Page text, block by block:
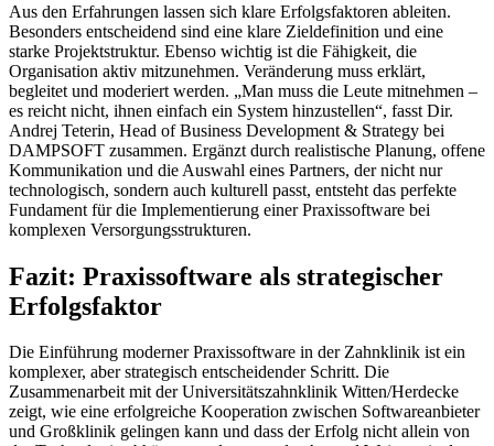
Aus den Erfahrungen lassen sich klare Erfolgsfaktoren ableiten.
Besonders entscheidend sind eine klare Zieldefinition und eine
starke Projektstruktur. Ebenso wichtig ist die Fähigkeit, die
Organisation aktiv mitzunehmen. Veränderung muss erklärt,
begleitet und moderiert werden. „Man muss die Leute mitnehmen –
es reicht nicht, ihnen einfach ein System hinzustellen“, fasst Dir.
Andrej Teterin, Head of Business Development & Strategy bei
DAMPSOFT zusammen. Ergänzt durch realistische Planung, offene
Kommunikation und die Auswahl eines Partners, der nicht nur
technologisch, sondern auch kulturell passt, entsteht das perfekte
Fundament für die Implementierung einer Praxissoftware bei
komplexen Versorgungsstrukturen.
Fazit: Praxissoftware als strategischer
Erfolgsfaktor
Die Einführung moderner Praxissoftware in der Zahnklinik ist ein
komplexer, aber strategisch entscheidender Schritt. Die
Zusammenarbeit mit der Universitätszahnklinik Witten/Herdecke
zeigt, wie eine erfolgreiche Kooperation zwischen Softwareanbieter
und Großklinik gelingen kann und dass der Erfolg nicht allein von